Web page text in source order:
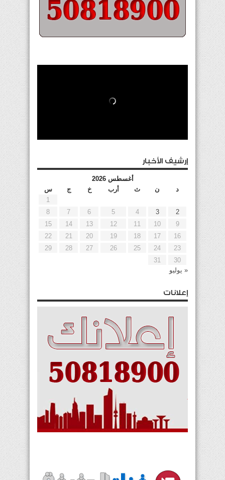
إرشيف الأخبار
أغسطس 2026
د
ن ث أرب خ ج
س
1
2
3
4
5
6
7
8
9
10
11
12
13
14
15
16
17
18
19
20
21
22
23
24
25
26
27
28
29
30
31
« يوليو
إعلانات